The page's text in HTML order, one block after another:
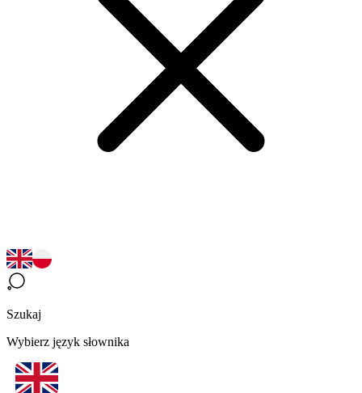
Szukaj
Wybierz język słownika